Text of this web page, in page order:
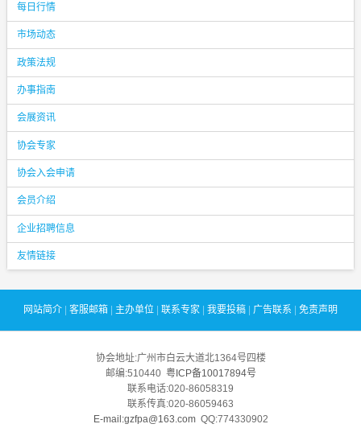
每日行情
市场动态
政策法规
办事指南
会展资讯
协会专家
协会入会申请
会员介绍
企业招聘信息
友情链接
网站简介 客服邮箱 主办单位 联系专家 我要投稿 广告联系 免责声明
协会地址:广州市白云大道北1364号四楼
邮编:510440 粤ICP备10017894号
联系电话:020-86058319
联系传真:020-86059463
E-mail:gzfpa@163.comQQ:774330902